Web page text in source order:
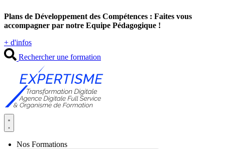
au
contenu
Plans de Développement des Compétences : Faites vous
accompagner par notre Equipe Pédagogique !
+ d'infos
Rechercher une formation
Nos Formations